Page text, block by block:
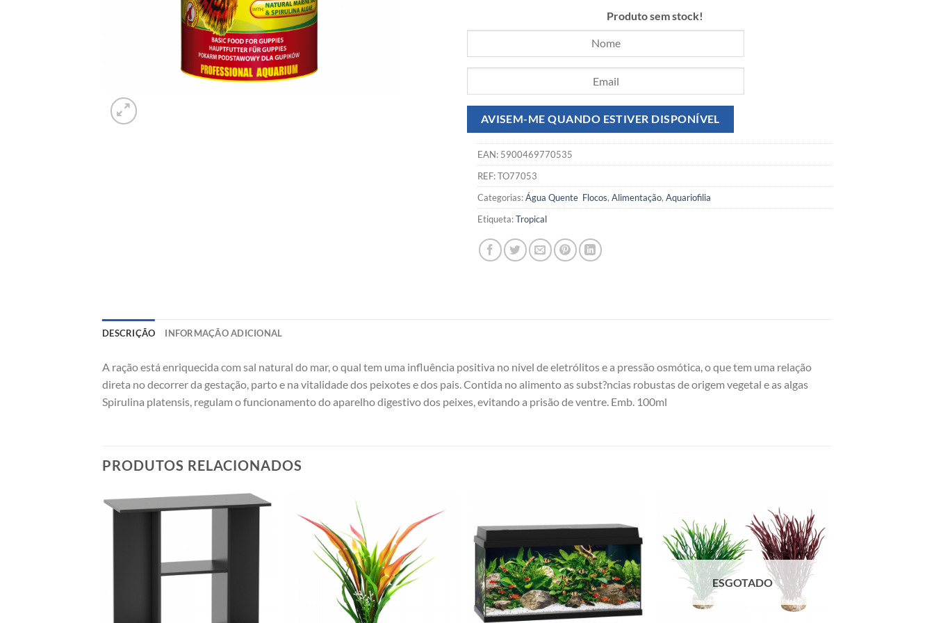
Produto sem stock!
EAN: 5900469770535
REF:TO77053
Categorias:Água Quente  Flocos, Alimentação, Aquariofilia
Etiqueta:Tropical
DESCRIÇÃO INFORMAÇÃO ADICIONAL
A ração está enriquecida com sal natural do mar, o qual tem uma influência positiva no nivel de eletrólitos e a pressão osmótica, o que tem uma relação
direta no decorrer da gestação, parto e na vitalidade dos peixotes e dos pais. Contida no alimento as subst?ncias robustas de origem vegetal e as algas
Spirulina platensis, regulam o funcionamento do aparelho digestivo dos peixes, evitando a prisão de ventre. Emb. 100ml
PRODUTOS RELACIONADOS
ESGOTADO